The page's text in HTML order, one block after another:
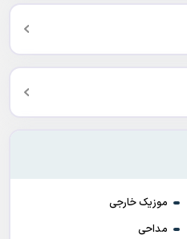
موزیک خارجی
مداحی